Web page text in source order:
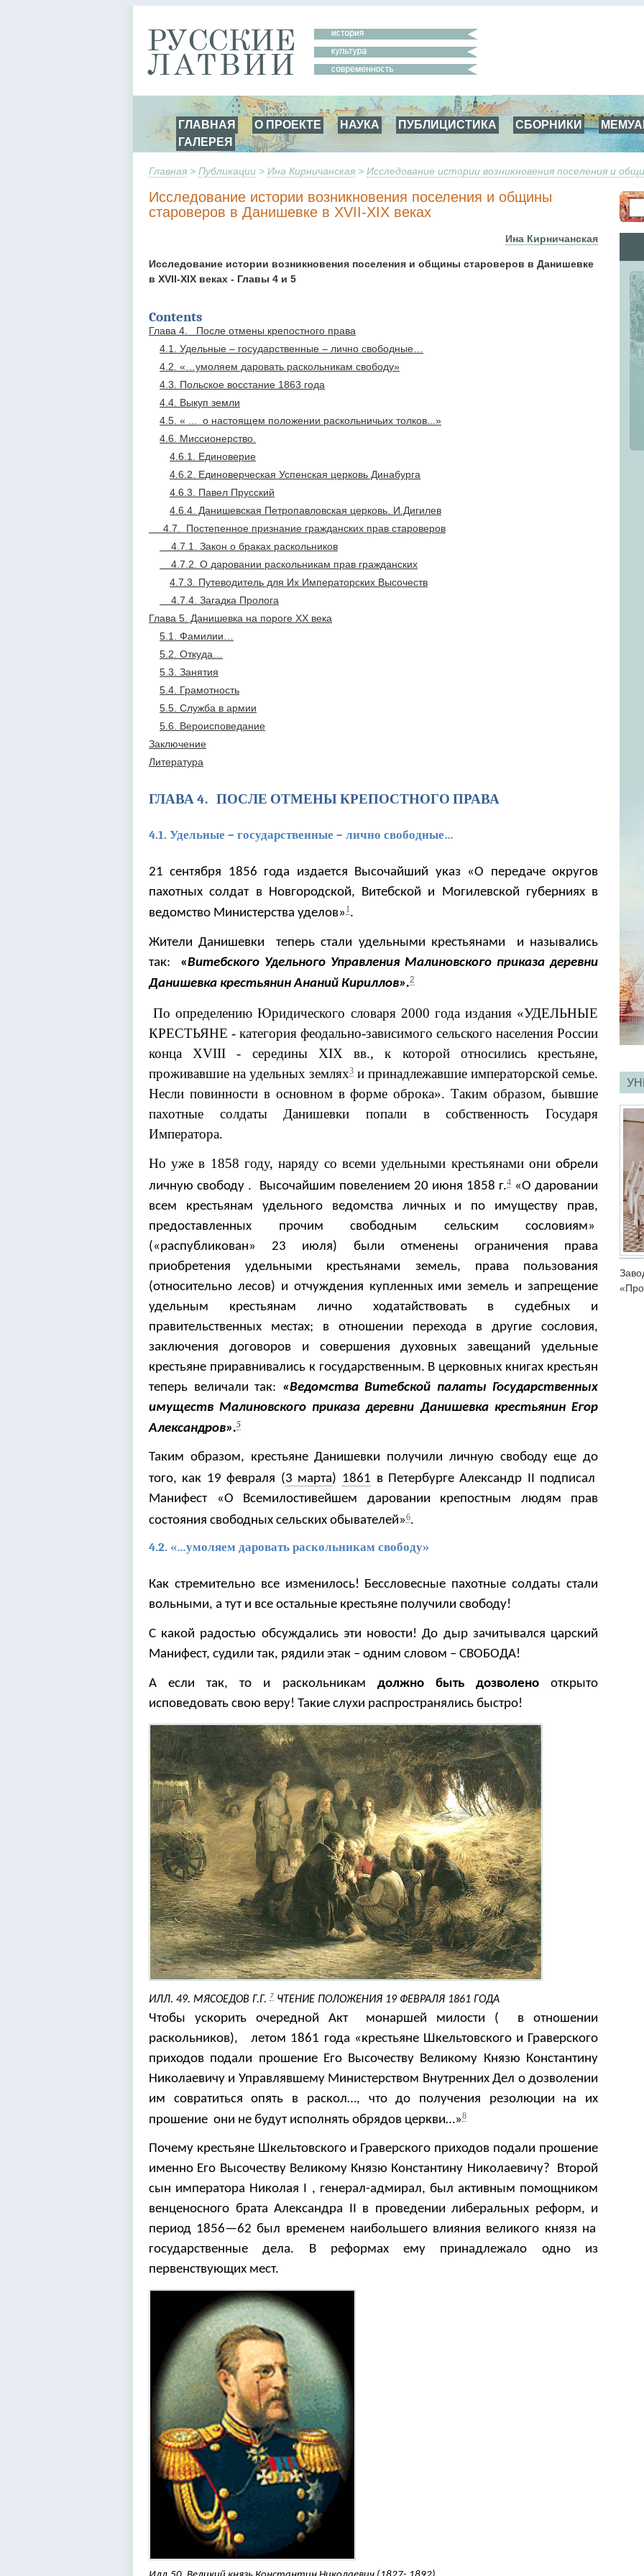
ГЛАВНАЯ О ПРОЕКТЕ НАУКА ПУБЛИЦИСТИКА СБОРНИКИ
ГАЛЕРЕЯ
Главная > Публикации > Ина Кирничанская > Исследование истории возникновения поселения и
Исследование истории возникновения поселения и общины
староверов в Данишевке в XVII-XIX веках
Ина Кирничанская
Исследование истории возникновения поселения и общины староверов в Данишевке
в XVII-XIX веках - Главы 4 и 5
Contents
Глава 4. После отмены крепостного права
4.1. Удельные – государственные – лично свободные…
4.2. «…умоляем даровать раскольникам свободу»
4.3. Польское восстание 1863 года
4.4. Выкуп земли
4.5. « ... о настоящем положении раскольничьих толков...»
4.6. Миссионерство.
4.6.1. Единоверие
4.6.2. Единоверческая Успенская церковь Динабурга
4.6.3. Павел Прусский
4.6.4. Данишевская Петропавловская церковь. И.Дигилев
4.7. Постепенное признание гражданских прав староверов
4.7.1. Закон о браках раскольников
4.7.2. О даровании раскольникам прав гражданских
4.7.3. Путеводитель для Их Императорских Высочеств
4.7.4. Загадка Пролога
Глава 5. Данишевка на пороге ХХ века
5.1. Фамилии…
5.2. Откуда…
5.3. Занятия
5.4. Грамотность
5.5. Служба в армии
5.6. Вероисповедание
Заключение
Литература
ГЛАВА 4. ПОСЛЕ ОТМЕНЫ КРЕПОСТНОГО ПРАВА
4.1. Удельные – государственные – лично свободные…
21 сентября 1856 года издается Высочайший указ «О передаче округов
пахотных солдат в Новгородской, Витебской и Могилевской губерниях в
ведомство Министерства уделов» 1.
Жители Данишевки теперь стали удельными крестьянами и назывались
так: «Витебского Удельного Управления Малиновского приказа деревни
Данишевка крестьянин Ананий Кириллов».2
По определению Юридического словаря 2000 года издания «УДЕЛЬНЫЕ
КРЕСТЬЯНЕ - категория феодально-зависимого сельского населения России
конца XVIII - середины XIX вв., к которой относились крестьяне,
проживавшие на удельных землях3 и принадлежавшие императорской семье.
Несли повинности в основном в форме оброка». Таким образом, бывшие
пахотные солдаты Данишевки попали в собственность Государя
Императора.
Но уже в 1858 году, наряду со всеми удельными крестьянами они обрели
личную свободу . Высочайшим повелением 20 июня 1858 г.4 «О даровании
всем крестьянам удельного ведомства личных и по имуществу прав,
предоставленных прочим свободным сельским сословиям»
(«распубликован» 23 июля) были отменены ограничения права
приобретения удельными крестьянами земель, права пользования
(относительно лесов) и отчуждения купленных ими земель и запрещение
удельным крестьянам лично ходатайствовать в судебных и
правительственных местах; в отношении перехода в другие сословия,
заключения договоров и совершения духовных завещаний удельные
крестьяне приравнивались к государственным. В церковных книгах крестьян
теперь величали так: «Ведомства Витебской палаты Государственных
имуществ Малиновского приказа деревни Данишевка крестьянин Егор
Александров».5
Таким образом, крестьяне Данишевки получили личную свободу еще до
того, как 19 февраля (3 марта) 1861 в Петербурге Александр II подписал
Манифест «О Всемилостивейшем даровании крепостным людям прав
состояния свободных сельских обывателей»6.
4.2. «…умоляем даровать раскольникам свободу»
Как стремительно все изменилось! Бессловесные пахотные солдаты стали
вольными, а тут и все остальные крестьяне получили свободу!
С какой радостью обсуждались эти новости! До дыр зачитывался царский
Манифест, судили так, рядили этак – одним словом – СВОБОДА!
А если так, то и раскольникам должно быть дозволенооткрыто
исповедовать свою веру! Такие слухи распространялись быстро!
ИЛЛ. 49. МЯСОЕДОВ Г.Г. 7 ЧТЕНИЕ ПОЛОЖЕНИЯ 19 ФЕВРАЛЯ 1861 ГОДА
Чтобы ускорить очередной Акт монаршей милости ( в отношении
раскольников), летом 1861 года «крестьяне Шкельтовского и Граверского
приходов подали прошение Его Высочеству Великому Князю Константину
Николаевичу и Управлявшему Министерством Внутренних Дел о дозволении
им совратиться опять в раскол…, что до получения резолюции на их
прошение они не будут исполнять обрядов церкви…»8
Почему крестьяне Шкельтовского и Граверского приходов подали прошение
именно Его Высочеству Великому Князю Константину Николаевичу? Второй
сын императора Николая I , генерал-адмирал, был активным помощником
венценосного брата Александра II в проведении либеральных реформ, и
период 1856—62 был временем наибольшего влияния великого князя на
государственные дела. В реформах ему принадлежало одно из
первенствующих мест.